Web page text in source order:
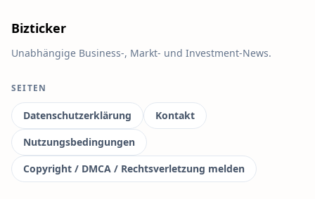
Bizticker
Unabhängige Business-, Markt- und Investment-News.
SEITEN
Datenschutzerklärung
Kontakt
Nutzungsbedingungen
Copyright / DMCA / Rechtsverletzung melden